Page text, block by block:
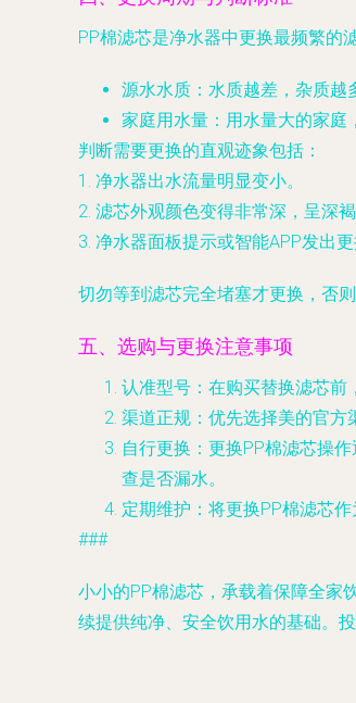
PP棉滤芯是净水器中更换最频繁的
源水水质 ：水质越差，杂质越
家庭用水量 ：用水量大的家庭
判断需要更换的直观迹象包括 ：
1. 净水器出水流量明显变小。
2. 滤芯外观颜色变得非常深，呈深褐
3. 净水器面板提示或智能APP发出
切勿等到滤芯完全堵塞才更换 ，否
五、选购与更换注意事项
认准型号 ：在购买替换滤芯
渠道正规 ：优先选择美的官
自行更换 ：更换PP棉滤芯操
查是否漏水。
定期维护 ：将更换PP棉滤芯
###
小小的PP棉滤芯，承载着保障全家
续提供纯净、安全饮用水的基础。